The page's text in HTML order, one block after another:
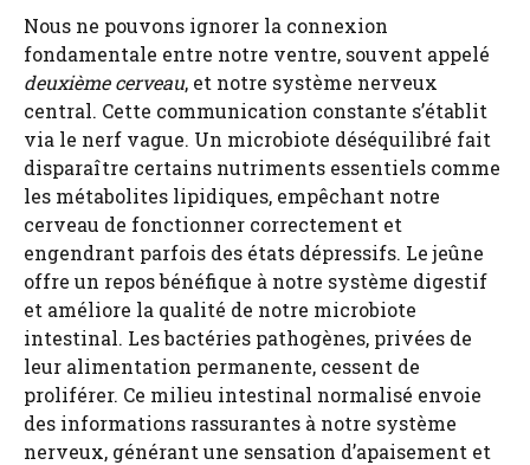
Nous ne pouvons ignorer la connexion
fondamentale entre notre ventre, souvent appelé
deuxième cerveau, et notre système nerveux
central. Cette communication constante s’établit
via le nerf vague. Un microbiote déséquilibré fait
disparaître certains nutriments essentiels comme
les métabolites lipidiques, empêchant notre
cerveau de fonctionner correctement et
engendrant parfois des états dépressifs. Le jeûne
offre un repos bénéfique à notre système digestif
et améliore la qualité de notre microbiote
intestinal. Les bactéries pathogènes, privées de
leur alimentation permanente, cessent de
proliférer. Ce milieu intestinal normalisé envoie
des informations rassurantes à notre système
nerveux, générant une sensation d’apaisement et